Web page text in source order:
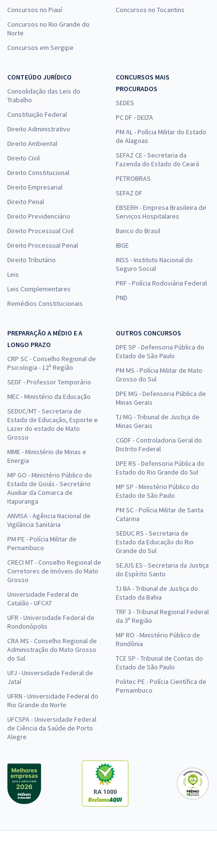
Concursos no Piauí
Concursos no Rio Grande do
Norte
Concursos em Sergipe
Concursos no Tocantins
CONTEÚDO JURÍDICO
Consolidação das Leis do
Trabalho
Constituição Federal
Direito Administrativo
Direito Ambiental
Direito Civil
Direito Constitucional
Direito Empresarial
Direito Penal
Direito Previdenciário
Direito Processual Civil
Direito Processual Penal
Direito Tributário
Leis
Leis Complementares
Remédios Constitucionais
CONCURSOS MAIS
PROCURADOS
SEDES
PC DF - DELTA
PM AL - Polícia Militar do Estado
de Alagoas
SEFAZ CE - Secretaria da
Fazenda do Estado do Ceará
PETROBRAS
SEFAZ DF
EBSERH - Empresa Brasileira de
Serviços Hospitalares
Banco do Brasil
IBGE
INSS - Instituto Nacional do
Seguro Social
PRF - Polícia Rodoviária Federal
PND
PREPARAÇÃO A MÉDIO E A
LONGO PRAZO
CRP SC - Conselho Regional de
Psicologia - 12ª Região
SEDF - Professor Temporário
MEC - Ministério da Educação
SEDUC/MT - Secretaria de
Estado de Educação, Esporte e
Lazer do estado de Mato
Grosso
MME - Ministério de Minas e
Energia
MP GO - Ministério Público do
Estado de Goiás - Secretário
Auxiliar da Comarca de
Itapuranga
ANVISA - Agência Nacional de
Vigilância Sanitária
PM PE - Polícia Militar de
Pernambuco
CRECI MT - Conselho Regional de
Corretores de Imóveis do Mato
Grosso
Universidade Federal de
Catalão - UFCAT
UFR - Universidade Federal de
Rondonópolis
CRA MS - Conselho Regional de
Administração do Mato Grosso
do Sul
UFJ - Universidade Federal de
Jataí
UFRN - Universidade Federal do
Rio Grande do Norte
UFCSPA - Universidade Federal
de Ciência da Saúde de Porto
Alegre
OUTROS CONCURSOS
DPE SP - Defensoria Pública do
Estado de São Paulo
PM MS - Polícia Militar de Mato
Grosso do Sul
DPE MG - Defensoria Pública de
Minas Gerais
TJ MG - Tribunal de Justiça de
Minas Gerais
CGDF - Controladoria Geral do
Distrito Federal
DPE RS - Defensoria Pública do
Estado do Rio Grande do Sul
MP SP - Ministério Público do
Estado de São Paulo
PM SC - Polícia Militar de Santa
Catarina
SEDUC RS - Secretaria de
Estado da Educação do Rio
Grande do Sul
SEJUS ES - Secretaria da Justiça
do Espírito Santo
TJ BA - Tribunal de Justiça do
Estado da Bahia
TRF 3 - Tribunal Regional Federal
da 3ª Região
MP RO - Ministério Público de
Rondônia
TCE SP - Tribunal de Contas do
Estado de São Paulo
Politec PE - Polícia Científica de
Pernambuco
RA 1000